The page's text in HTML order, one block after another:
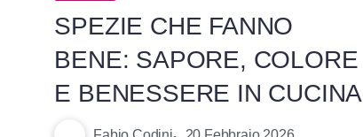
SPEZIE CHE FANNO
BENE: SAPORE, COLORE
E BENESSERE IN CUCINA